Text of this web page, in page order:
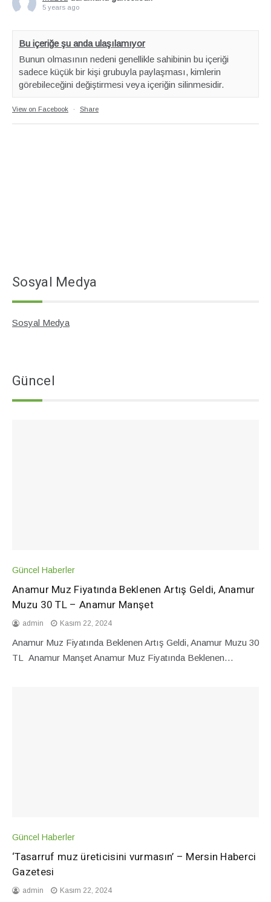
5 years ago
Bu içeriğe şu anda ulaşılamıyor
Bunun olmasının nedeni genellikle sahibinin bu içeriği
sadece küçük bir kişi grubuyla paylaşması, kimlerin
görebileceğini değiştirmesi veya içeriğin silinmesidir.
View on Facebook · Share
Sosyal Medya
Sosyal Medya
Güncel
Güncel Haberler
Anamur Muz Fiyatında Beklenen Artış Geldi, Anamur
Muzu 30 TL – Anamur Manşet
admin Kasım 22, 2024
Anamur Muz Fiyatında Beklenen Artış Geldi, Anamur Muzu 30
TL Anamur Manşet Anamur Muz Fiyatında Beklenen…
Güncel Haberler
‘Tasarruf muz üreticisini vurmasın’ – Mersin Haberci
Gazetesi
admin Kasım 22, 2024